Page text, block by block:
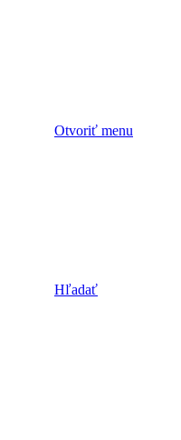
Otvoriť menu
Hľadať